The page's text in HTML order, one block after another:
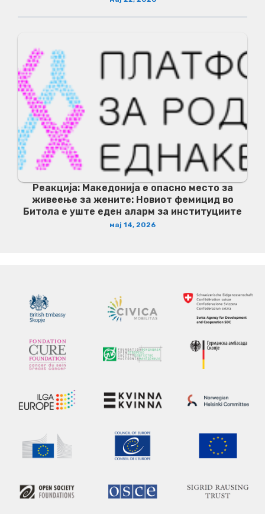
Реакција: Македонија е опасно место за
живеење за жените: Новиот фемицид во
Битола е уште еден аларм за институциите
мај 14, 2026